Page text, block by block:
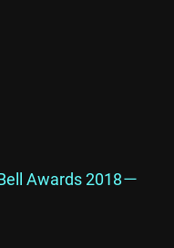
Awards 2018－